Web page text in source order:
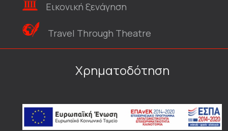
Εικονική ξενάγηση
Travel Through Theatre
Χρηματοδότηση